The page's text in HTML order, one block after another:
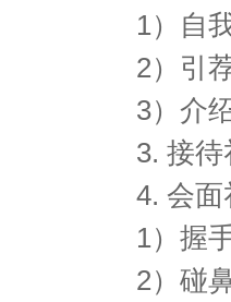
1）自
2）引
3）介
3. 接
4. 会面
1）握
2）碰